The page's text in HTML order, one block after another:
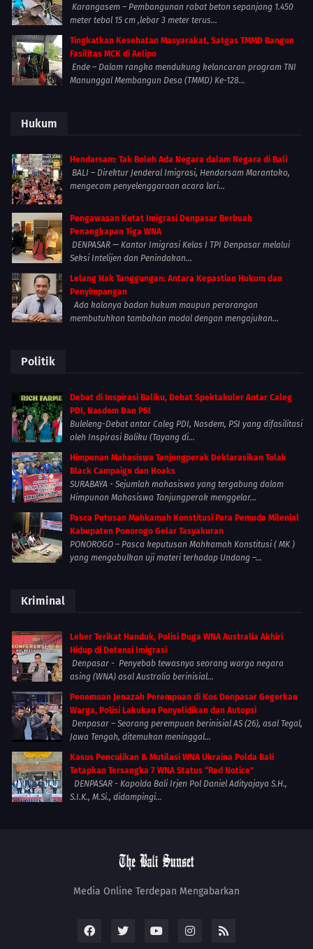
Karangasem – Pembangunan rabat beton sepanjang 1.450
meter tebal 15 cm ,lebar 3 meter terus...
Tingkatkan Kesehatan Masyarakat, Satgas TMMD Bangun
Fasilitas MCK di Aelipo
Ende – Dalam rangka mendukung kelancaran program TNI
Manunggal Membangun Desa (TMMD) Ke-128...
Hukum
Hendarsam: Tak Boleh Ada Negara dalam Negara di Bali
BALI – Direktur Jenderal Imigrasi, Hendarsam Marantoko,
mengecam penyelenggaraan acara lari...
Pengawasan Ketat Imigrasi Denpasar Berbuah
Penangkapan Tiga WNA
DENPASAR — Kantor Imigrasi Kelas I TPI Denpasar melalui
Seksi Intelijen dan Penindakan...
Lelang Hak Tanggungan: Antara Kepastian Hukum dan
Penyimpangan
Ada kalanya badan hukum maupun perorangan
membutuhkan tambahan modal dengan mengajukan...
Politik
Debat di Inspirasi Baliku, Debat Spektakuler Antar Caleg
PDI, Nasdem Dan PSI
Buleleng-Debat antar Caleg PDI, Nasdem, PSI yang difasilitasi
oleh Inspirasi Baliku (Tayang di...
Himpunan Mahasiswa Tanjungperak Deklarasikan Tolak
Black Campaign dan Hoaks
SURABAYA - Sejumlah mahasiswa yang tergabung dalam
Himpunan Mahasiswa Tanjungperak menggelar...
Pasca Putusan Mahkamah Konstitusi Para Pemuda Milenial
Kabupaten Ponorogo Gelar Tasyakuran
PONOROGO – Pasca keputusan Mahkamah Konstitusi ( MK )
yang mengabulkan uji materi terhadap Undang –...
Kriminal
Leher Terikat Handuk, Polisi Duga WNA Australia Akhiri
Hidup di Detensi Imigrasi
Denpasar - Penyebab tewasnya seorang warga negara
asing (WNA) asal Australia berinisial...
Penemuan Jenazah Perempuan di Kos Denpasar Gegerkan
Warga, Polisi Lakukan Penyelidikan dan Autopsi
Denpasar – Seorang perempuan berinisial AS (26), asal Tegal,
Jawa Tengah, ditemukan meninggal...
Kasus Penculikan & Mutilasi WNA Ukraina Polda Bali
Tetapkan Tersangka 7 WNA Status “Red Notice”
DENPASAR - Kapolda Bali Irjen Pol Daniel Adityajaya S.H.,
S.I.K., M.Si., didampingi...
Media Online Terdepan Mengabarkan